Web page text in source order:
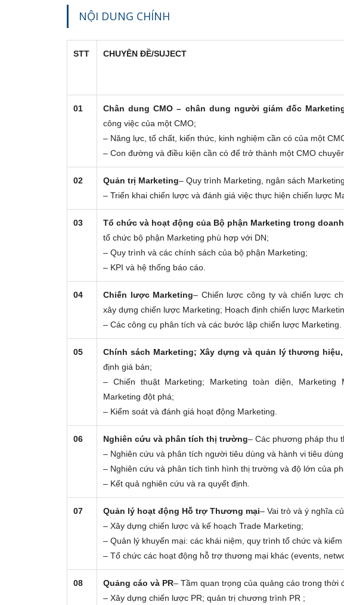
NỘI DUNG CHÍNH
STT CHUYÊN ĐỀ/SUJECT
01 Chân dung CMO – chân dung người giám đốc
công việc của một CMO;
– Năng lực, tố chất, kiến thức, kinh nghiệm cần có của một
– Con đường và điều kiện cần có để trở thành một CMO
02 Quản trị Marketing– Quy trình Marketing, ngân sách
– Triển khai chiến lược và đánh giá việc thực hiện chiến lược
03 Tổ chức và hoạt động của Bộ phận Marketing trong
tổ chức bộ phận Marketing phù hợp với DN;
– Quy trình và các chính sách của bộ phận Marketing;
– KPI và hệ thống báo cáo.
04 Chiến lược Marketing– Chiến lược công ty và chiến lược
xây dựng chiến lược Marketing; Hoạch định chiến lược
– Các công cụ phân tích và các bước lập chiến lược Marketing.
05 Chính sách Marketing; Xây dựng và quản lý thương
định giá bán;
– Chiến thuật Marketing; Marketing toàn diện, Marketing
Marketing đột phá;
– Kiểm soát và đánh giá hoạt động Marketing.
06 Nghiên cứu và phân tích thị trường– Các phương pháp thu
– Nghiên cứu và phân tích người tiêu dùng và hành vi tiêu
– Nghiên cứu và phân tích tình hình thị trường và độ lớn của
– Kết quả nghiên cứu và ra quyết định.
07 Quản lý hoạt động Hỗ trợ Thương mại– Vai trò và ý nghĩa
– Xây dựng chiến lược và kế hoạch Trade Marketing;
– Quản lý khuyến mại: các khái niệm, quy trình tổ chức và
– Tổ chức các hoạt động hỗ trợ thương mại khác (events,
08 Quảng cáo và PR– Tầm quan trọng của quảng cáo trong thời
– Xây dựng chiến lược PR; quản trị chương trình PR ;